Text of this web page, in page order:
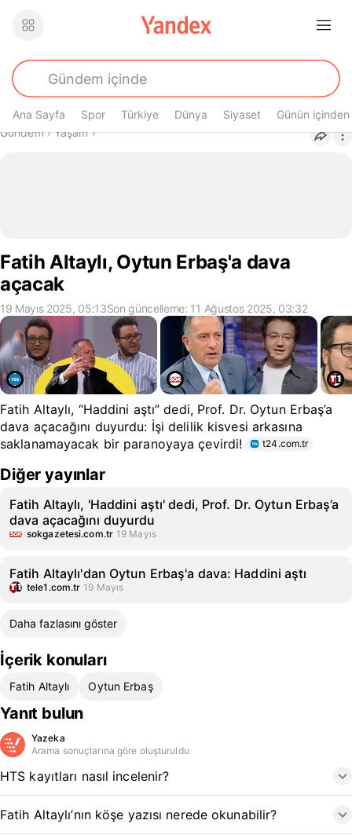
Ana Sayfa Spor Türkiye Dünya Siyaset Günün içinden
Buradasın
Gündem› Yaşam›
Fatih Altaylı, Oytun Erbaş'a dava
açacak
19 Mayıs 2025, 05:13Son güncelleme: 11 Ağustos 2025, 03:32
Fatih Altaylı, “Haddini aştı” dedi, Prof. Dr. Oytun Erbaş’a
dava açacağını duyurdu: İşi delilik kisvesi arkasına
saklanamayacak bir paranoyaya çevirdi!
t24.com.tr
Diğer yayınlar
Fatih Altaylı, 'Haddini aştı' dedi, Prof. Dr. Oytun Erbaş’a
dava açacağını duyurdu
sokgazetesi.com.tr 19 Mayıs
Fatih Altaylı'dan Oytun Erbaş'a dava: Haddini aştı
tele1.com.tr 19 Mayıs
Daha fazlasını göster
İçerik konuları
Fatih Altaylı Oytun Erbaş
Yanıt bulun
Yazeka
Arama sonuçlarına göre oluşturuldu
HTS kayıtları nasıl incelenir?
Fatih Altaylı’nın köşe yazısı nerede okunabilir?